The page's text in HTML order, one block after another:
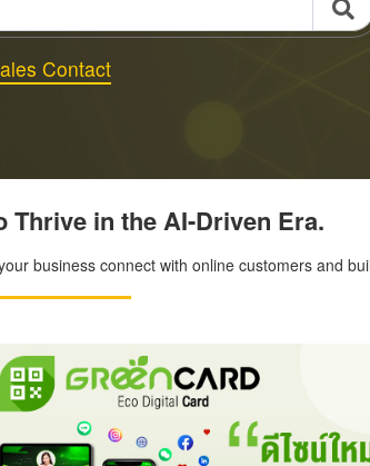
Contact
in the AI-Driven Era.
business connect with online customers and